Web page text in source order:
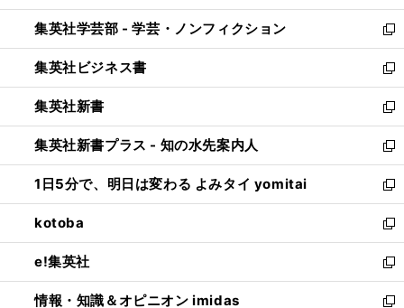
開
く
ウ
で
開
く
ン
ド
ウ
で
開
く
ウ
ィ
ン
ド
ウ
で
開
く
集英社学芸部 - 学芸・ノンフィクション
新
し
い
ウ
ィ
ン
ド
ウ
で
開
く
集英社ビジネス書
新
し
い
ウ
ィ
ン
ド
ウ
で
開
く
集英社新書
新
し
い
ウ
ィ
ン
ド
ウ
で
開
く
集英社新書プラス - 知の水先案内人
新
し
い
ウ
ィ
ン
ド
ウ
で
1日5分で、明日は変わる よみタイ yomitai
新
し
い
ウ
ィ
ン
ド
kotoba
新
し
い
ウ
ィ
e!集英社
新
し
い
情報・知識＆オピニオン imidas
新